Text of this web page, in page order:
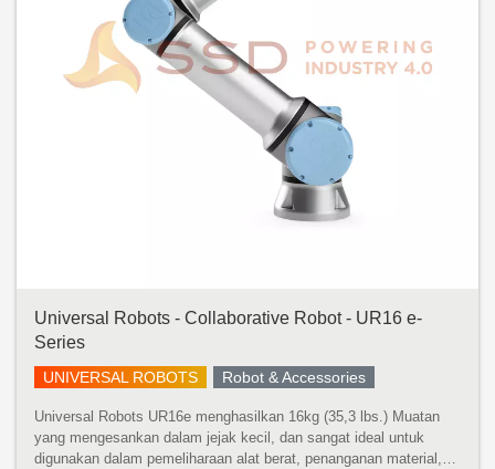
Universal Robots - Collaborative Robot - UR16 e-
Series
UNIVERSAL ROBOTS Robot & Accessories
Universal Robots UR16e menghasilkan 16kg (35,3 lbs.) Muatan
yang mengesankan dalam jejak kecil, dan sangat ideal untuk
digunakan dalam pemeliharaan alat berat, penanganan material,